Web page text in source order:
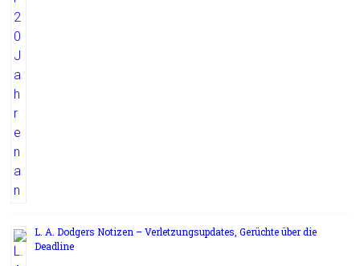
L. A. Dodgers Notizen – Verletzungsupdates, Gerüchte über die
Deadline